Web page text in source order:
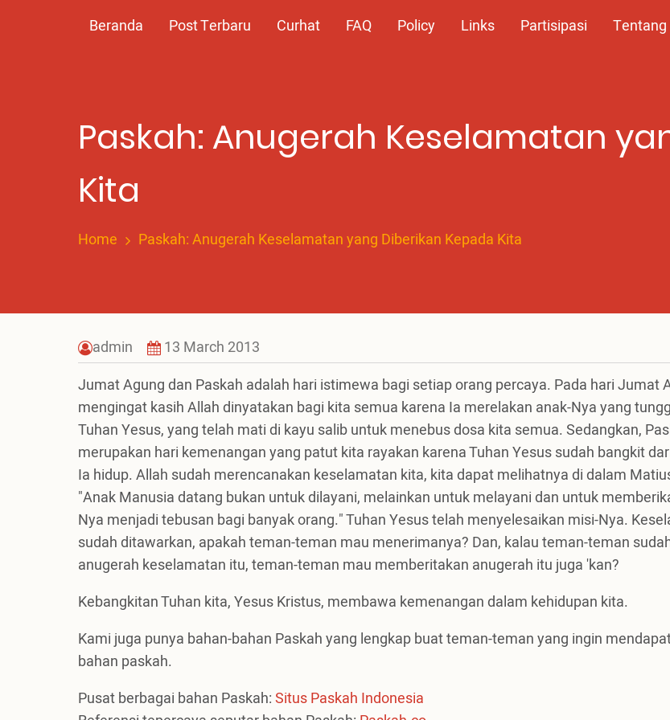
Main
Beranda Post Terbaru Curhat FAQ Policy Links Partisipasi Tentang
Paskah: Anugerah Keselamatan
Kita
Home Paskah: Anugerah Keselamatan yang Diberikan Kepada Kita
admin
13 March 2013
Jumat Agung dan Paskah adalah hari istimewa bagi setiap orang percaya. Pada hari Jumat
mengingat kasih Allah dinyatakan bagi kita semua karena Ia merelakan anak-Nya yang
Tuhan Yesus, yang telah mati di kayu salib untuk menebus dosa kita semua. Sedangkan,
merupakan hari kemenangan yang patut kita rayakan karena Tuhan Yesus sudah bangkit
Ia hidup. Allah sudah merencanakan keselamatan kita, kita dapat melihatnya di dalam
"Anak Manusia datang bukan untuk dilayani, melainkan untuk melayani dan untuk
Nya menjadi tebusan bagi banyak orang." Tuhan Yesus telah menyelesaikan misi-Nya.
sudah ditawarkan, apakah teman-teman mau menerimanya? Dan, kalau teman-teman
anugerah keselamatan itu, teman-teman mau memberitakan anugerah itu juga 'kan?
Kebangkitan Tuhan kita, Yesus Kristus, membawa kemenangan dalam kehidupan kita.
Kami juga punya bahan-bahan Paskah yang lengkap buat teman-teman yang ingin
bahan paskah.
Pusat berbagai bahan Paskah:Situs Paskah Indonesia